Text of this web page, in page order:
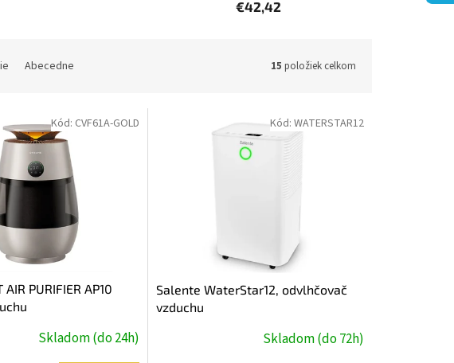
€42,42
Abecedne 15 položiek celkom
PURIFIER AP10
Skladom (do 24h)
Kód: CVF61A-GOLD
Salente WaterStar12, odvlhčovač
vzduchu
Skladom (do 72h)
Kód: WATERSTAR12